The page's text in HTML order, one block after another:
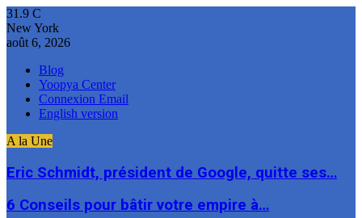
31.9 C
New York
août 6, 2026
Blog
Yoopya Center
Connexion Email
English version
A la Une
Eric Schmidt, président de Google, quitte ses…
6 Conseils pour bâtir votre empire à…